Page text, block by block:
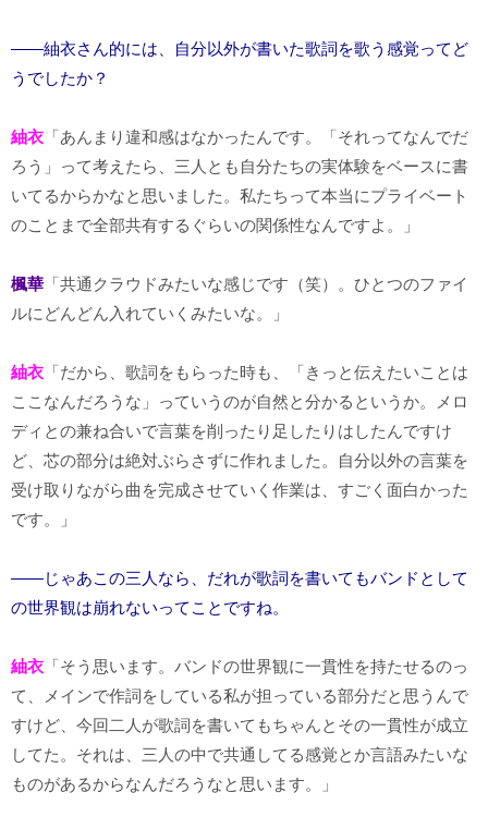
――紬衣さん的には、自分以外が書いた歌詞を歌う感覚ってど
うでしたか？
紬衣 「あんまり違和感はなかったんです。「それってなんでだ
ろう」って考えたら、三人とも自分たちの実体験をベースに書
いてるからかなと思いました。私たちって本当にプライベート
のことまで全部共有するぐらいの関係性なんですよ。」
楓華 「共通クラウドみたいな感じです（笑）。ひとつのファイ
ルにどんどん入れていくみたいな。」
紬衣 「だから、歌詞をもらった時も、「きっと伝えたいことは
ここなんだろうな」っていうのが自然と分かるというか。メロ
ディとの兼ね合いで言葉を削ったり足したりはしたんですけ
ど、芯の部分は絶対ぶらさずに作れました。自分以外の言葉を
受け取りながら曲を完成させていく作業は、すごく面白かった
です。」
――じゃあこの三人なら、だれが歌詞を書いてもバンドとして
の世界観は崩れないってことですね。
紬衣 「そう思います。バンドの世界観に一貫性を持たせるのっ
て、メインで作詞をしている私が担っている部分だと思うんで
すけど、今回二人が歌詞を書いてもちゃんとその一貫性が成立
してた。それは、三人の中で共通してる感覚とか言語みたいな
ものがあるからなんだろうなと思います。」